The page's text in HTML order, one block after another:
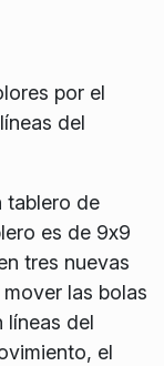
por el
del
tablero de
es de 9x9
tres nuevas
las bolas
líneas del
el